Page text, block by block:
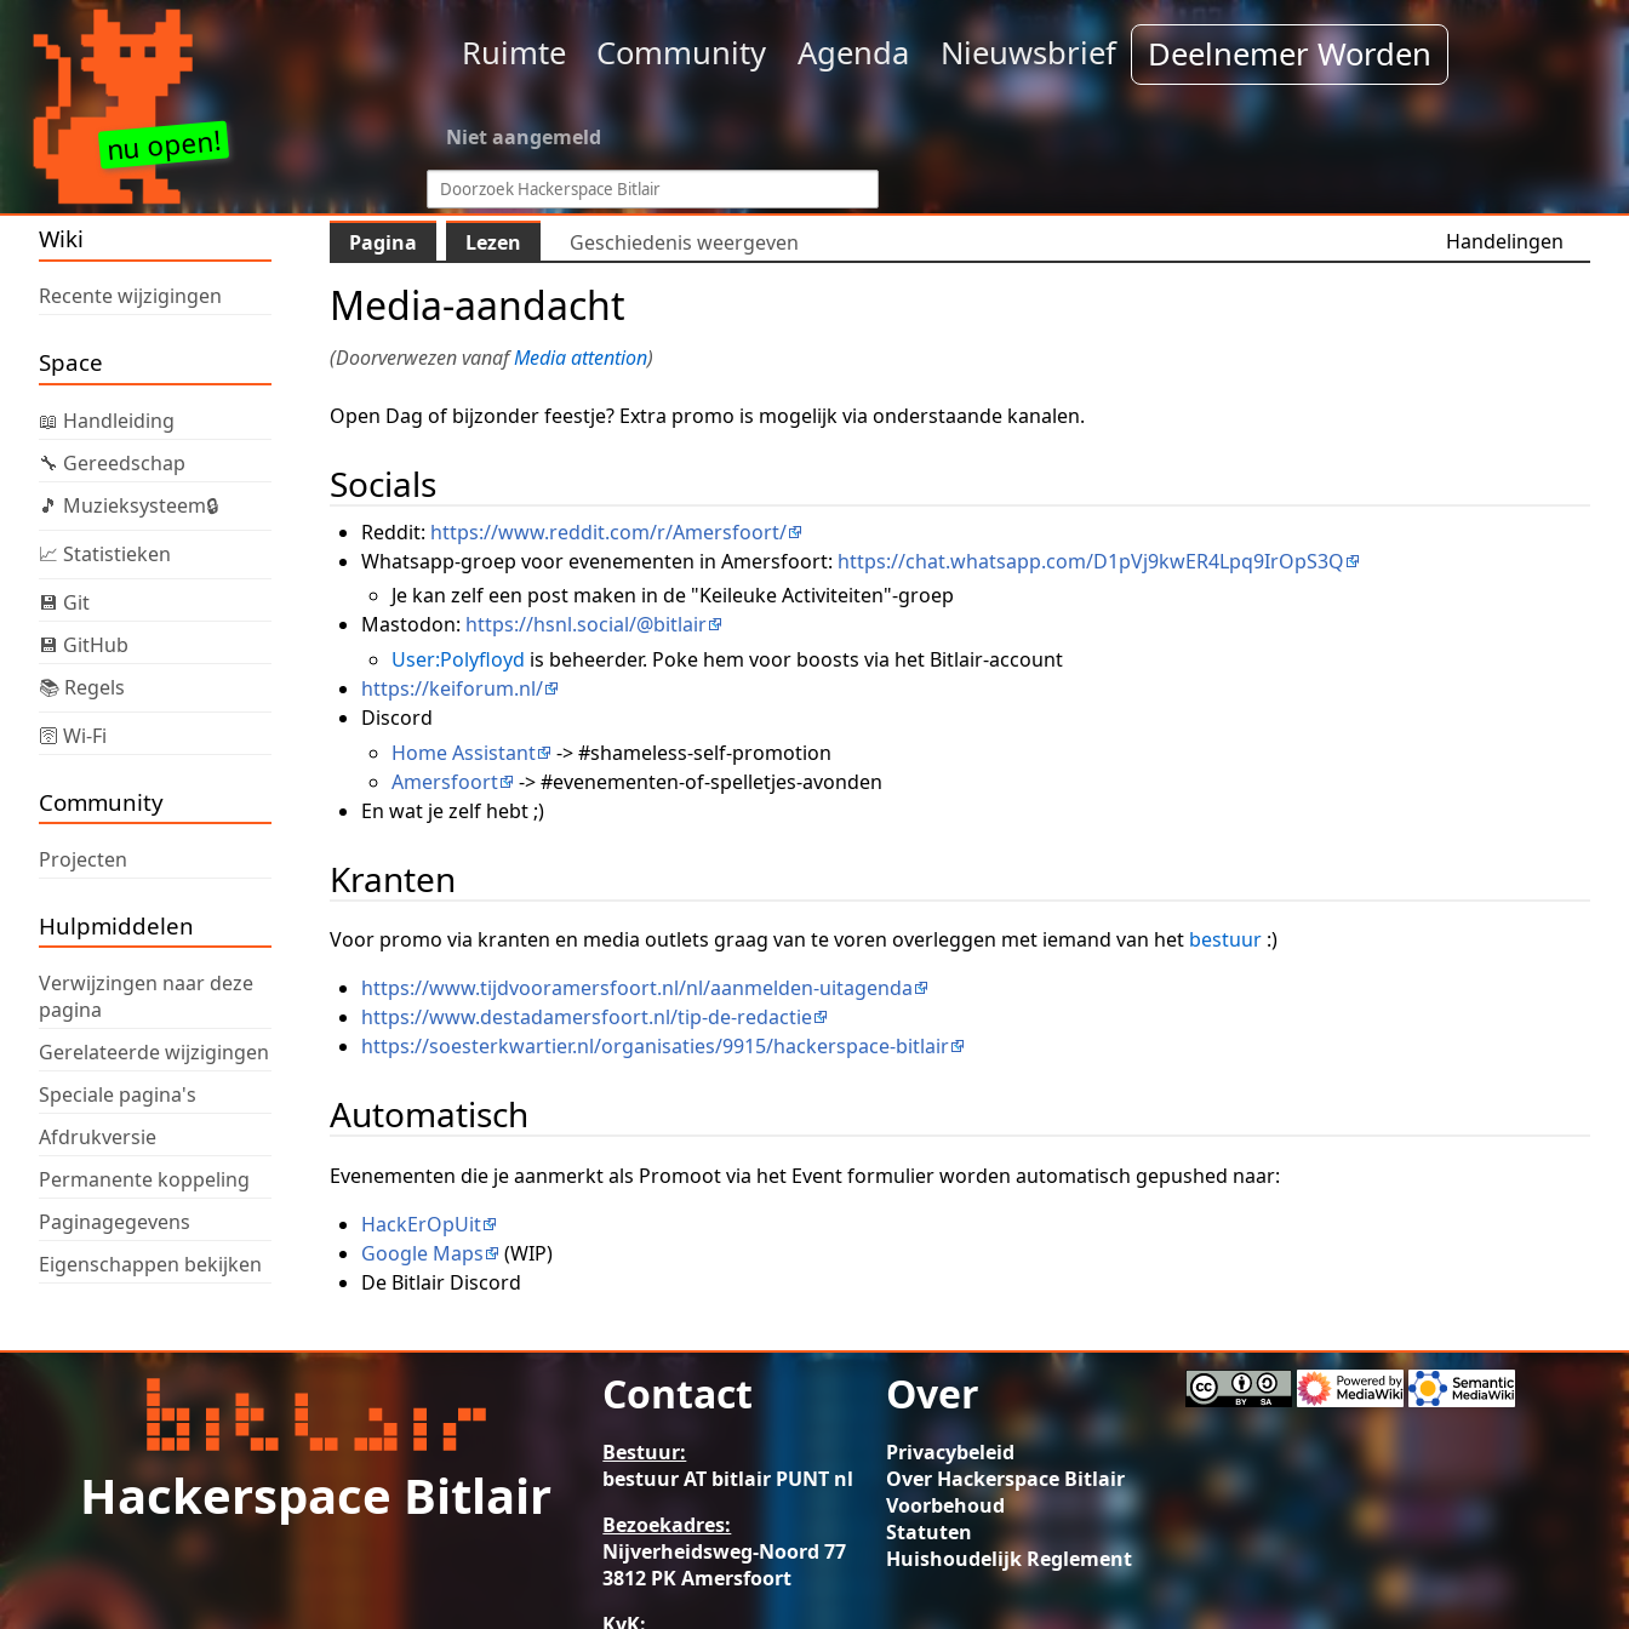
Ruimte Community Agenda Nieuwsbrief Deelnemer Worden
Niet aangemeld
Wiki
Recente wijzigingen
Space
📖 Handleiding
🔧 Gereedschap
🎵 Muzieksysteem🔒
📈 Statistieken
💾 Git
💾 GitHub
📚 Regels
🛜 Wi-Fi
Community
Projecten
Hulpmiddelen
Verwijzingen naar deze
pagina
Gerelateerde wijzigingen
Speciale pagina's
Afdrukversie
Permanente koppeling
Paginagegevens
Eigenschappen bekijken
Pagina Lezen Geschiedenis weergeven Handelingen
Media-aandacht
(Doorverwezen vanafMedia attention)
Open Dag of bijzonder feestje? Extra promo is mogelijk via onderstaande kanalen.
Socials
Reddit: https://www.reddit.com/r/Amersfoort/
Whatsapp-groep voor evenementen in Amersfoort: https://chat.whatsapp.com/D1pVj9kwER4Lpq9IrOpS3Q
Je kan zelf een post maken in de "Keileuke Activiteiten"-groep
Mastodon: https://hsnl.social/@bitlair
User:Polyfloyd is beheerder. Poke hem voor boosts via het Bitlair-account
https://keiforum.nl/
Discord
Home Assistant
-> #shameless-self-promotion
Amersfoort
-> #evenementen-of-spelletjes-avonden
En wat je zelf hebt ;)
Kranten
Voor promo via kranten en media outlets graag van te voren overleggen met iemand van het bestuur :)
https://www.tijdvooramersfoort.nl/nl/aanmelden-uitagenda
https://www.destadamersfoort.nl/tip-de-redactie
https://soesterkwartier.nl/organisaties/9915/hackerspace-bitlair
Automatisch
Evenementen die je aanmerkt als Promoot via het Event formulier worden automatisch gepushed naar:
HackErOpUit
Google Maps
(WIP)
De Bitlair Discord
Hackerspace Bitlair
Contact
Bestuur:
bestuur AT bitlair PUNT nl
Bezoekadres:
Nijverheidsweg-Noord 77
3812 PK Amersfoort
Over
Privacybeleid
Over Hackerspace Bitlair
Voorbehoud
Statuten
Huishoudelijk Reglement